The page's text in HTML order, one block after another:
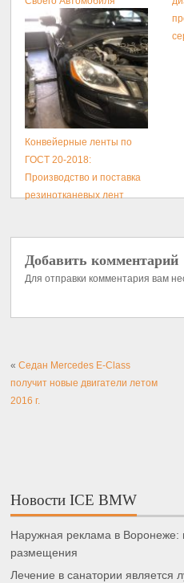
Конвейерные ленты по
ГОСТ 20-2018:
Производство и поставка
резинотканевых лент
Добавить комментарий
Для отправки комментария вам
«Седан Mercedes E-Class
получит новые двигатели летом
2016 г.
Новости ICE BMW
Наружная реклама в
размещения
Лечение в санатории